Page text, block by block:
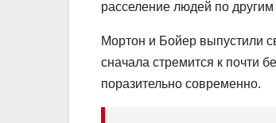
расселение людей по
Мортон и Бойер выпустили
сначала стремится к почти
поразительно современно.